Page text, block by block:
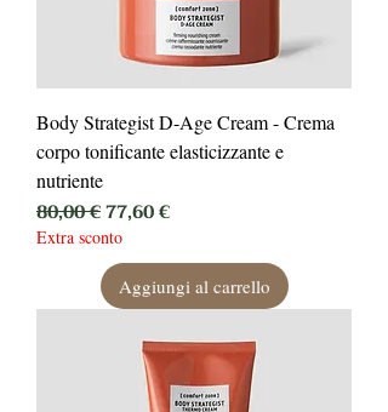
Body Strategist D-Age Cream - Crema
corpo tonificante elasticizzante e
nutriente
Prezzo regolare
80,00 €Prezzo scontato
77,60 €
Extra sconto
Aggiungi al carrello